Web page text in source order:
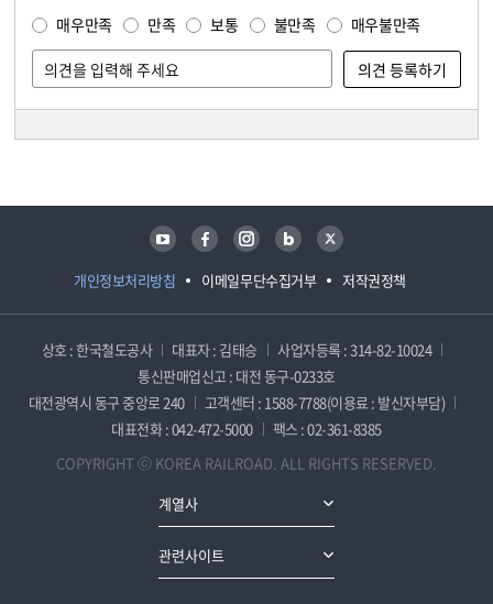
매우만족 만족 보통 불만족 매우불만족
개인정보처리방침 이메일무단수집거부 저작권정책
유튜브 페이스북 인스타그램 블로그 트위터
상호 : 한국철도공사 대표자 : 김태승
사업자등록 : 314-82-10024
통신판매업신고 : 대전 동구-0233호
대전광역시 동구 중앙로 240
고객센터 : 1588-7788(이용료 : 발신자부담)
대표전화 : 042-472-5000
팩스 : 02-361-8385
COPYRIGHT ⓒ KOREA RAILROAD. ALL RIGHTS RESERVED.
계열사
관련사이트